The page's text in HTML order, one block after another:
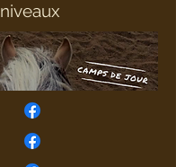
niveaux